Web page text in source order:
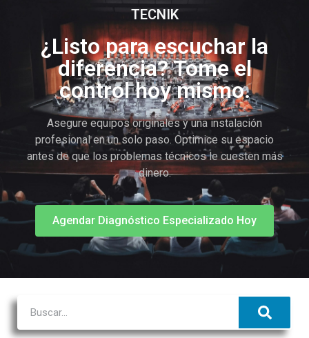
TECNIK
¿Listo para escuchar la
diferencia? Tome el
control hoy mismo.
Asegure equipos originales y una instalación
profesional en un solo paso. Optimice su espacio
antes de que los problemas técnicos le cuesten más
dinero.
Agendar Diagnóstico Especializado Hoy